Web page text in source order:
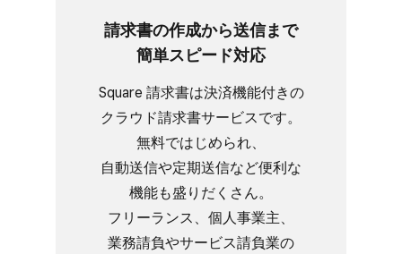
請求書の​作成から​送信まで​
簡単スピード対応
Square 請求書は​決済機能​付きの​
クラウド請求書サービスです。​
無料で​はじめられ、​
自動送信や定期送信など​便利な​
機能も​盛りだくさん。​
フリーランス、​個人事業主、​
業務請負や​サービス請負業の​